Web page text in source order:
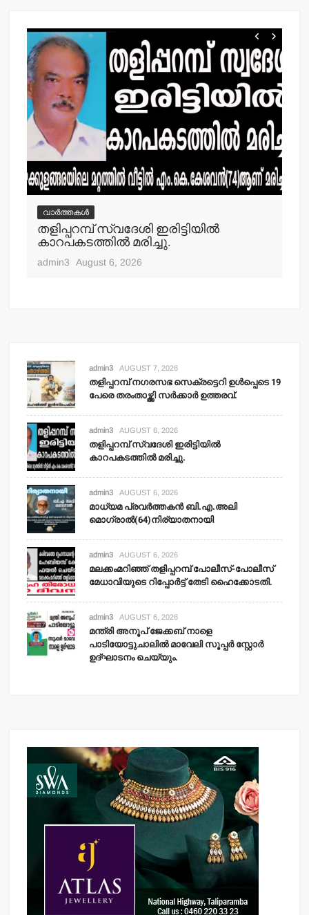
വാർത്തകൾ
തളിപ്പറമ്പ് സ്വദേശി ഇരിട്ടിയില്‍
കാറപകടത്തില്‍ മരിച്ചു.
admin3 August 6, 2026
admin3 AUGUST 7, 2026
തളിപ്പറമ്പ് നഗരസഭ സെക്രട്ടെറി ഉള്‍പ്പെടെ 19
പേരെ തരംതാഴ്ത്തി സര്‍ക്കാര്‍ ഉത്തരവ്.
admin3 AUGUST 6, 2026
തളിപ്പറമ്പ് സ്വദേശി ഇരിട്ടിയില്‍
കാറപകടത്തില്‍ മരിച്ചു.
admin3 AUGUST 6, 2026
മാധ്യമ പ്രവര്‍ത്തകന്‍ ബി.എ.അലി
മൊഗ്രാല്‍(64)നിര്യാതനായി
admin3 AUGUST 6, 2026
മലക്കംമറിഞ്ഞ് തളിപ്പറമ്പ് പോലീസ്-പോലീസ്
മേധാവിയുടെ റിപ്പോര്‍ട്ട് തേടി ഹൈക്കോടതി.
admin3 AUGUST 6, 2026
മന്ത്രി അനൂപ് ജേക്കബ് നാളെ
പാടിയോട്ടുചാലില്‍ മാവേലി സൂപ്പര്‍ സ്റ്റോര്‍
ഉദ്ഘാടനം ചെയ്യും.